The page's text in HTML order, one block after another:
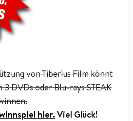
von Tiberius Film könnt
DVDs oder Blu-rays STEAK
hier.Viel Glück!